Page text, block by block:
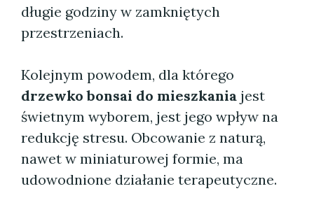
długie godziny w zamkniętych
przestrzeniach.
Kolejnym powodem, dla którego
drzewko bonsai do mieszkania jest
świetnym wyborem, jest jego wpływ na
redukcję stresu. Obcowanie z naturą,
nawet w miniaturowej formie, ma
udowodnione działanie terapeutyczne.